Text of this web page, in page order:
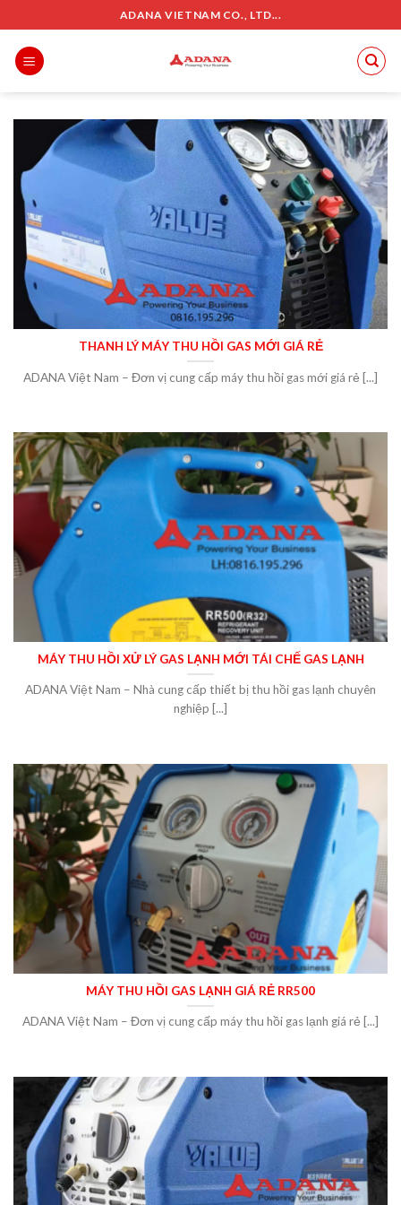
to
content
ADANA VIETNAM CO., LTD...
THANH LÝ MÁY THU HỒI GAS MỚI GIÁ RẺ
ADANA Việt Nam – Đơn vị cung cấp máy thu hồi gas mới giá rẻ [...]
MÁY THU HỒI XỬ LÝ GAS LẠNH MỚI TÁI CHẾ GAS LẠNH
ADANA Việt Nam – Nhà cung cấp thiết bị thu hồi gas lạnh chuyên
nghiệp [...]
MÁY THU HỒI GAS LẠNH GIÁ RẺ RR500
ADANA Việt Nam – Đơn vị cung cấp máy thu hồi gas lạnh giá rẻ [...]